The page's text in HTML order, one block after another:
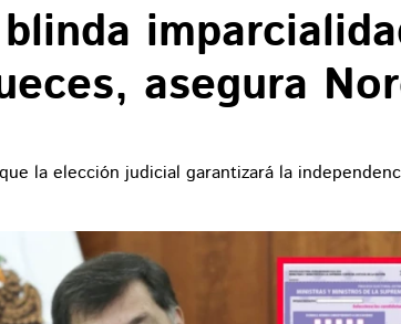
asegura
la elección judicial garantizará la